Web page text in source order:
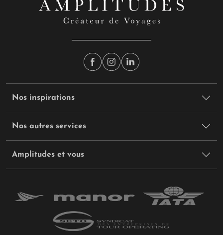
Nos inspirations
Nos autres services
Amplitudes et vous